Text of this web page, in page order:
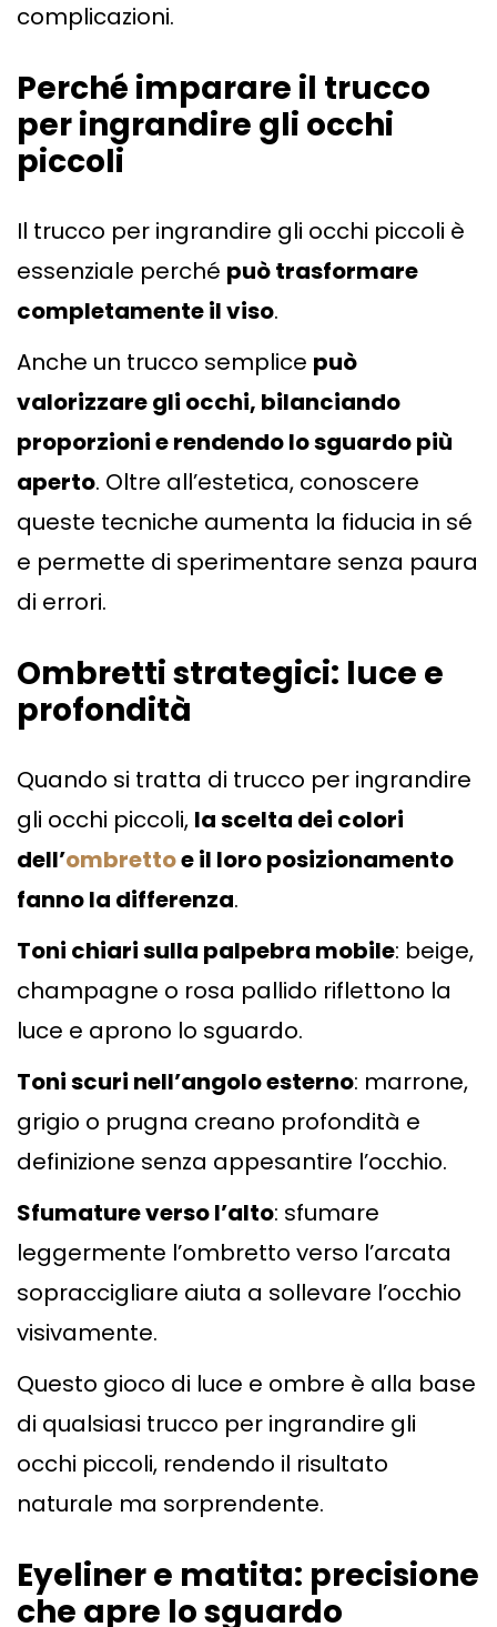
complicazioni.
Perché imparare il trucco
per ingrandire gli occhi
piccoli
Il trucco per ingrandire gli occhi piccoli è
essenziale perché può trasformare
completamente il viso.
Anche un trucco semplice può
valorizzare gli occhi, bilanciando
proporzioni e rendendo lo sguardo più
aperto. Oltre all’estetica, conoscere
queste tecniche aumenta la fiducia in sé
e permette di sperimentare senza paura
di errori.
Ombretti strategici: luce e
profondità
Quando si tratta di trucco per ingrandire
gli occhi piccoli, la scelta dei colori
dell’ombrettoe il loro posizionamento
fanno la differenza.
Toni chiari sulla palpebra mobile: beige,
champagne o rosa pallido riflettono la
luce e aprono lo sguardo.
Toni scuri nell’angolo esterno: marrone,
grigio o prugna creano profondità e
definizione senza appesantire l’occhio.
Sfumature verso l’alto: sfumare
leggermente l’ombretto verso l’arcata
sopraccigliare aiuta a sollevare l’occhio
visivamente.
Questo gioco di luce e ombre è alla base
di qualsiasi trucco per ingrandire gli
occhi piccoli, rendendo il risultato
naturale ma sorprendente.
Eyeliner e matita: precisione
che apre lo sguardo